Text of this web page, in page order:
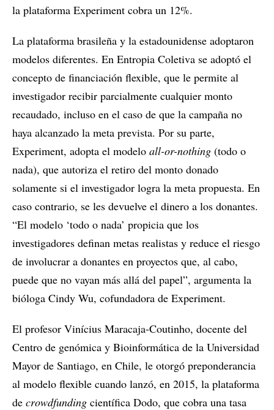
la plataforma Experiment cobra un 12%.
La plataforma brasileña y la estadounidense adoptaron
modelos diferentes. En Entropia Coletiva se adoptó el
concepto de financiación flexible, que le permite al
investigador recibir parcialmente cualquier monto
recaudado, incluso en el caso de que la campaña no
haya alcanzado la meta prevista. Por su parte,
Experiment, adopta el modelo all-or-nothing (todo o
nada), que autoriza el retiro del monto donado
solamente si el investigador logra la meta propuesta. En
caso contrario, se les devuelve el dinero a los donantes.
“El modelo ‘todo o nada’ propicia que los
investigadores definan metas realistas y reduce el riesgo
de involucrar a donantes en proyectos que, al cabo,
puede que no vayan más allá del papel”, argumenta la
bióloga Cindy Wu, cofundadora de Experiment.
El profesor Vinícius Maracaja-Coutinho, docente del
Centro de genómica y Bioinformática de la Universidad
Mayor de Santiago, en Chile, le otorgó preponderancia
al modelo flexible cuando lanzó, en 2015, la plataforma
de crowdfunding científica Dodo, que cobra una tasa